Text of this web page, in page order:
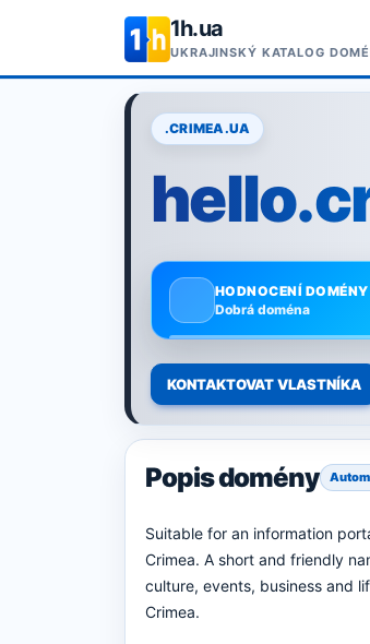
1h.ua
UKRAJINSKÝ KATALOG
.CRIMEA.UA
HODNOCENÍ DOMÉNY
Dobrá doména
KONTAKTOVAT VLASTNÍKA
Popis domény
Suitable for an information
Crimea. A short and friendly
culture, events, business and
Crimea.